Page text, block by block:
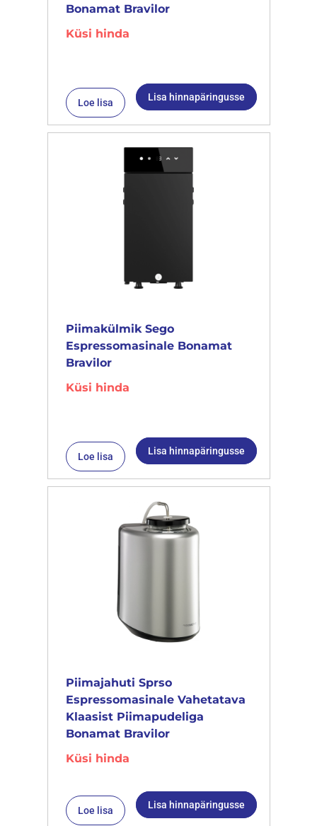
Bonamat Bravilor
Küsi hinda
Loe lisa Lisa hinnapäringusse
Piimakülmik Sego
Espressomasinale Bonamat
Bravilor
Küsi hinda
Loe lisa Lisa hinnapäringusse
Piimajahuti Sprso
Espressomasinale Vahetatava
Klaasist Piimapudeliga
Bonamat Bravilor
Küsi hinda
Loe lisa Lisa hinnapäringusse